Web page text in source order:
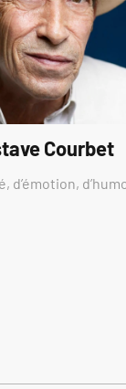
Courbet